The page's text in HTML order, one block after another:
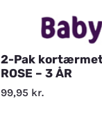
2-Pak kortærmet
ROSE – 3 ÅR
99,95 kr.